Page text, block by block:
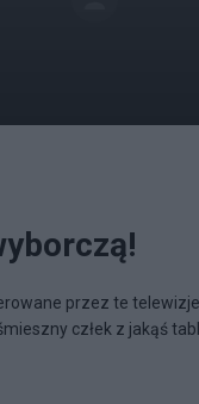
przez te
człek z jakąś